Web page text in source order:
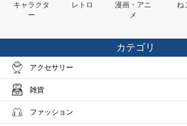
キャラクタ
ー
レトロ
漫画・アニ
メ
ね
カテゴリ
アクセサリー
雑貨
ファッション